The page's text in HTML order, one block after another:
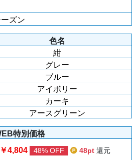
ズン
色名
紺
グレー
ブルー
アイボリー
カーキ
アースグリーン
特別価格
￥4,804 48% OFF 48pt 還元